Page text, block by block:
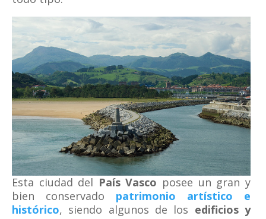
Esta ciudad del País Vasco posee un gran y
bien conservado patrimonio artístico e
histórico, siendo algunos de los edificios y